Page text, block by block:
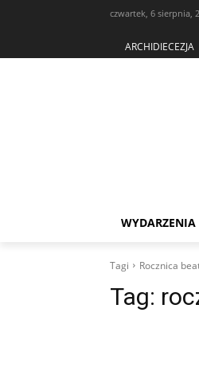
czwartek, 6 sierpnia,
ARCHIDIECEZJA
WYDARZENIA
Tagi Rocznica
Tag: